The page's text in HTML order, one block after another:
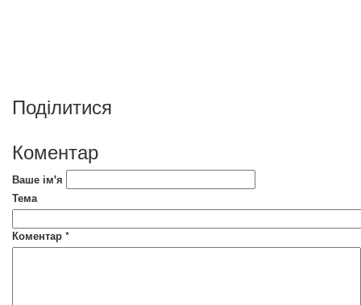
Поділитися
Коментар
Ваше ім'я
Тема
Коментар *